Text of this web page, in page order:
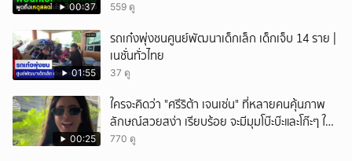
00:37 559 ดู
01:55
รถเก๋งพุ่งชนศูนย์พัฒนาเด็กเล็ก เด็กเจ็บ 14 ราย |
เนชั่นทั่วไทย
37 ดู
00:25
ใครจะคิดว่า "ศรีริต้า เจนเซ่น" ที่หลายคนคุ้นภาพ
ลักษณ์สวยสง่า เรียบร้อย จะมีมุมโบ๊ะบ๊ะและโก๊ะๆ ให้
ได้อมยิ้มเหมือนกัน งานนี้ทำเอาแฟนๆ ทั้งเอ็นดูทั้ง
770 ดู